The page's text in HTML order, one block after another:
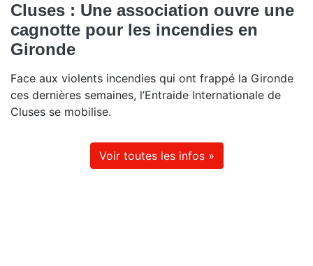
Cluses : Une association ouvre une
cagnotte pour les incendies en
Gironde
Face aux violents incendies qui ont frappé la Gironde
ces dernières semaines, l’Entraide Internationale de
Cluses se mobilise.
Voir toutes les infos »